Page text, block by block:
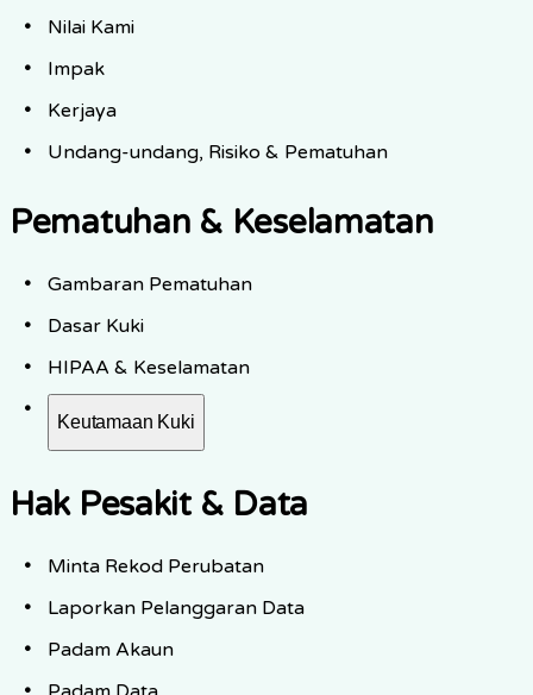
Nilai Kami
Impak
Kerjaya
Undang-undang, Risiko & Pematuhan
Pematuhan & Keselamatan
Gambaran Pematuhan
Dasar Kuki
HIPAA & Keselamatan
Keutamaan Kuki
Hak Pesakit & Data
Minta Rekod Perubatan
Laporkan Pelanggaran Data
Padam Akaun